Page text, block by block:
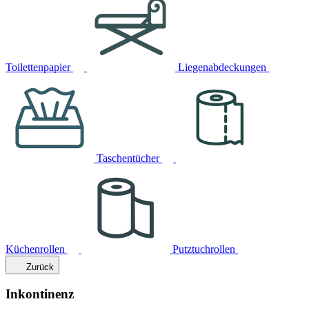
Toilettenpapier Liegenabdeckungen
Taschentücher
Küchenrollen Putztuchrollen
Zurück
Inkontinenz